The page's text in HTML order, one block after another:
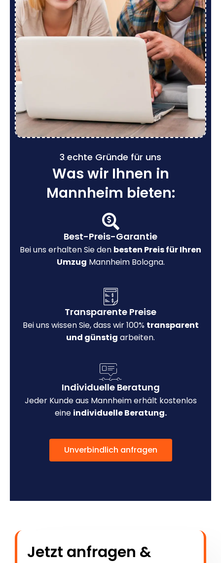
3 echte Gründe für uns
Was wir Ihnen in
Mannheim bieten:
Best-Preis-Garantie
Bei uns erhalten Sie den besten Preis für Ihren
Umzug Mannheim Bologna.
Transparente Preise
Bei uns wissen Sie, dass wir 100% transparent
und günstig arbeiten.
Individuelle Beratung
Jeder Kunde aus Mannheim erhält kostenlos
eine individuelle Beratung.
Unverbindlich anfragen
Jetzt anfragen &